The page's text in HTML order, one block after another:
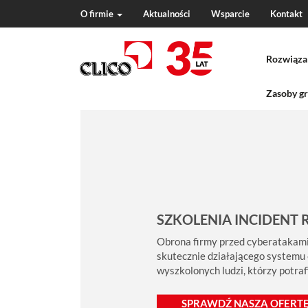
O firmie Aktualności Wsparcie Kontakt
Zasoby
SZKOLENIA INCIDENT
Obrona firmy przed
skutecznie działającego
wyszkolonych ludzi, którzy
SPRAWDŹ NASZĄ